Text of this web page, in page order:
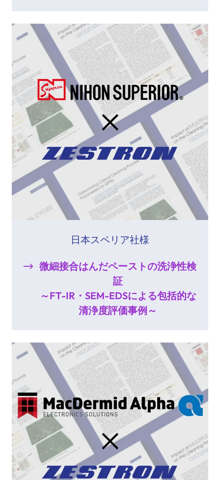
日本スペリア社様
微細接合はんだペーストの洗浄性検
証
～FT-IR・SEM-EDSによる包括的な
清浄度評価事例～